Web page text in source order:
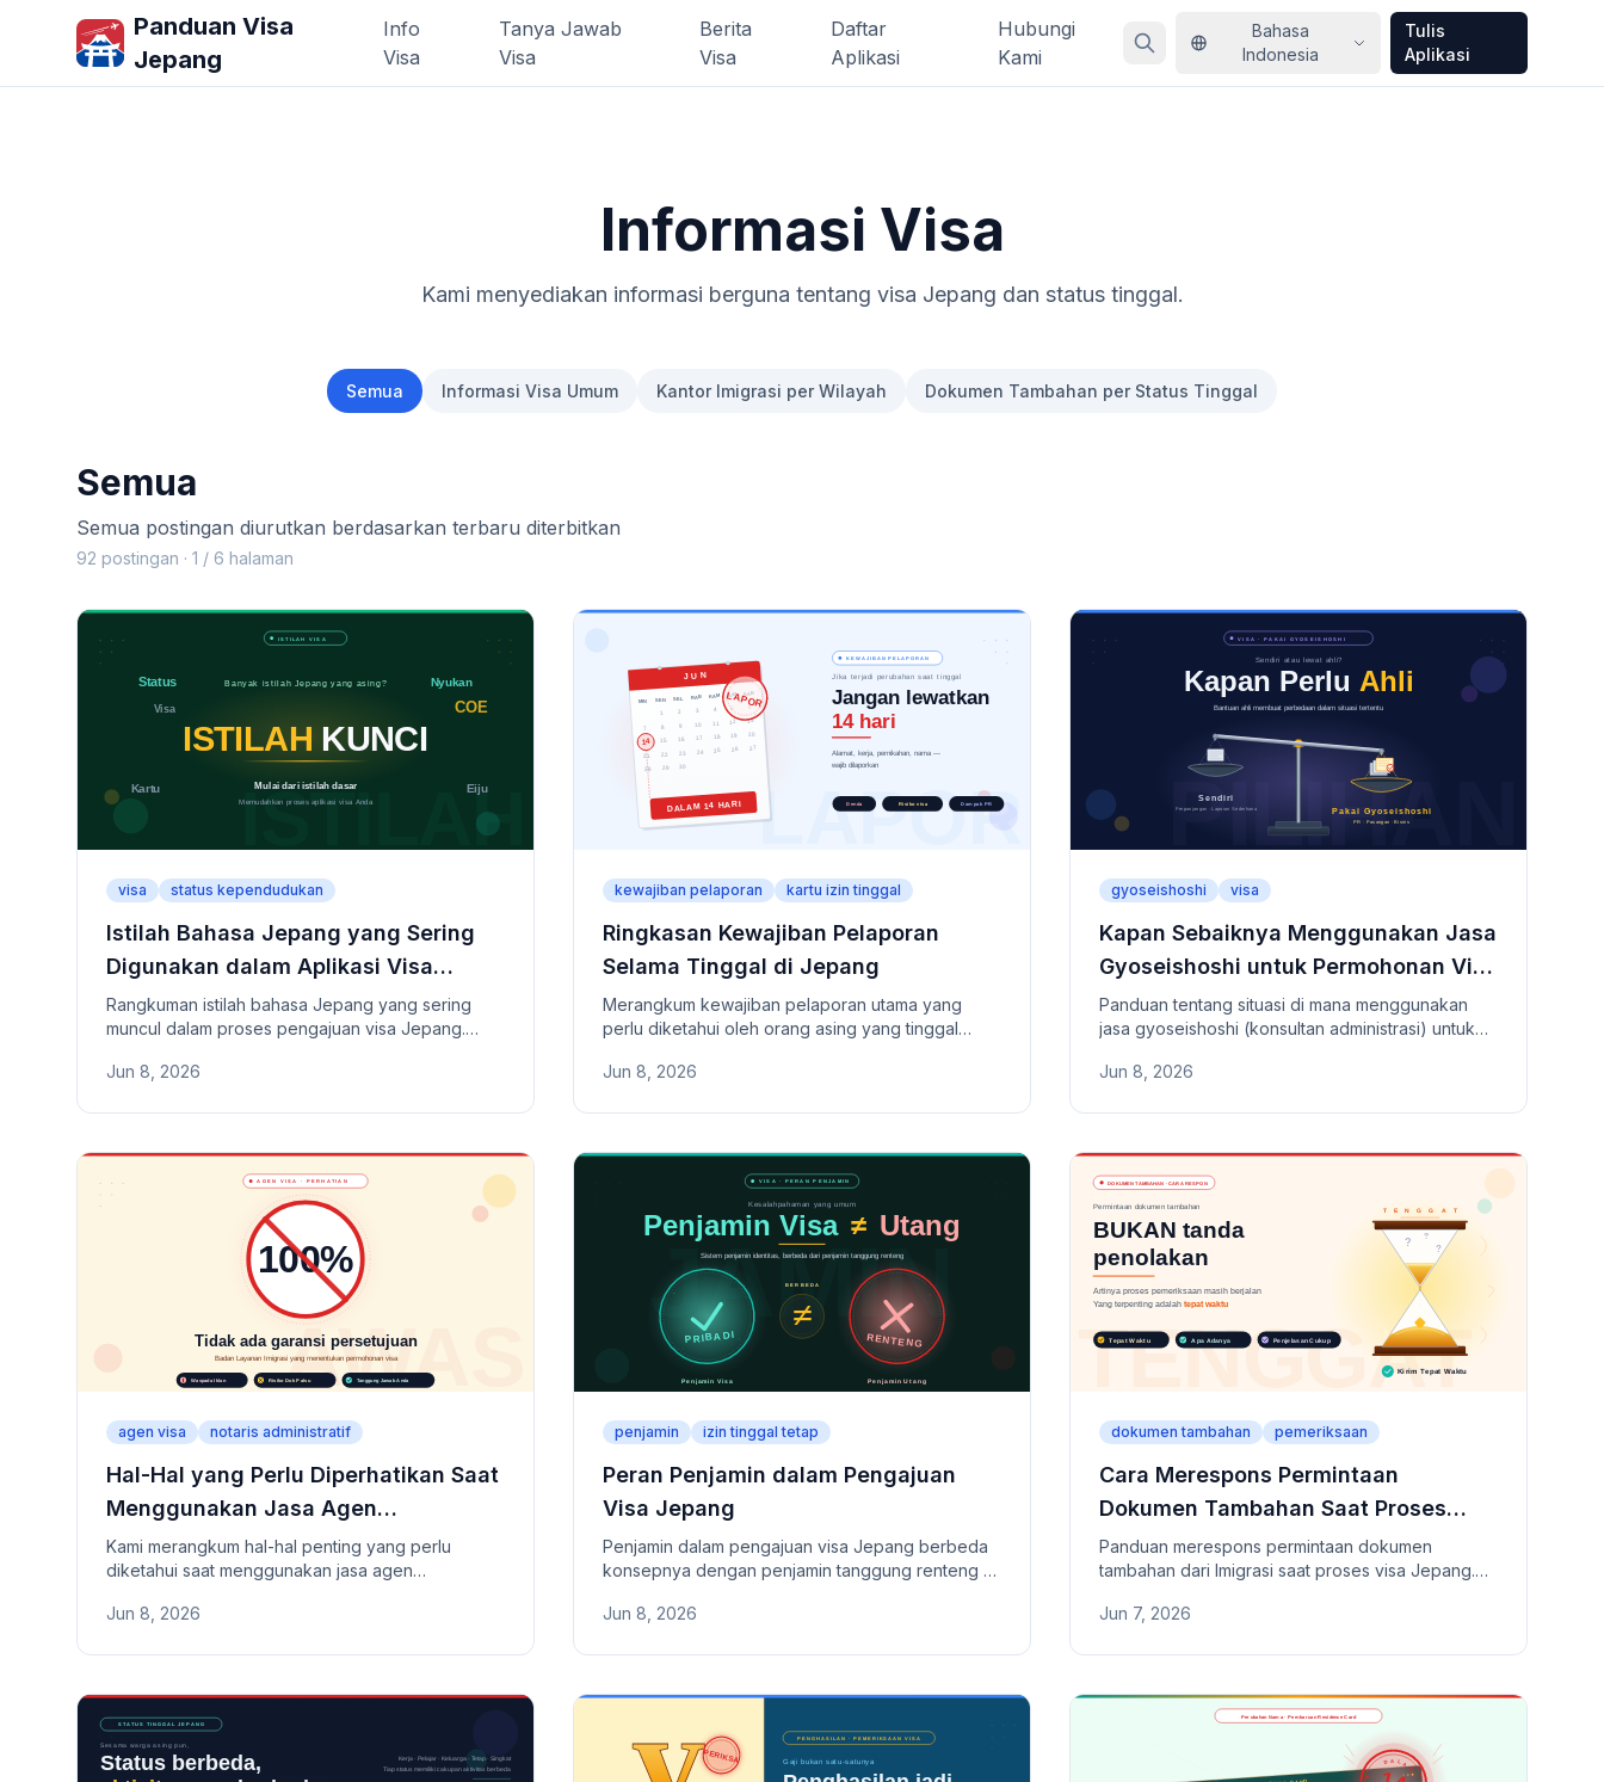
Panduan Visa
Jepang
Info
Visa
Tanya Jawab
Visa
Berita
Visa
Daftar
Aplikasi
Hubungi
Kami
Bahasa
Indonesia
Tulis
Aplikasi
Informasi Visa
Kami menyediakan informasi berguna tentang visa Jepang dan status tinggal.
Semua Informasi Visa Umum Kantor Imigrasi per Wilayah Dokumen Tambahan per Status Tinggal
Semua
Semua postingan diurutkan berdasarkan terbaru diterbitkan
92 postingan · 1 / 6 halaman
visa status kependudukan
Istilah Bahasa Jepang yang Sering
Digunakan dalam Aplikasi Visa
Jepang
Rangkuman istilah bahasa Jepang yang sering
muncul dalam proses pengajuan visa Jepang.
seperti status kependudukan, visa, nyukan, COE,
Jepang.
Jun 8, 2026
kewajiban pelaporan kartu izin tinggal
Ringkasan Kewajiban Pelaporan
Selama Tinggal di Jepang
Merangkum kewajiban pelaporan utama yang
perlu diketahui oleh orang asing yang tinggal
pelaporan seperti perubahan alamat, tempat kerja,
tinggal tetap jika pelaporan terlewat.
Jun 8, 2026
gyoseishoshi visa
Kapan Sebaiknya Menggunakan Jasa
Gyoseishoshi untuk Permohonan Visa
Jepang
Panduan tentang situasi di mana menggunakan
jasa gyoseishoshi (konsultan administrasi) untuk
sangat disarankan. Mencakup izin tinggal tetap,
menentukan kapan sebaiknya mengajukan
permohonan sendiri.
Jun 8, 2026
agen visa notaris administratif
Hal-Hal yang Perlu Diperhatikan Saat
Menggunakan Jasa Agen
Permohonan Visa Jepang
Kami merangkum hal-hal penting yang perlu
diketahui saat menggunakan jasa agen
kualifikasi Notaris Administratif, kewaspadaan
kriteria memilih agen yang tepat.
Jun 8, 2026
penjamin izin tinggal tetap
Peran Penjamin dalam Pengajuan
Visa Jepang
Penjamin dalam pengajuan visa Jepang berbeda
konsepnya dengan penjamin tanggung renteng di
cakupan tanggung jawab, dan syarat penjamin
Jangka Panjang.
Jun 8, 2026
dokumen tambahan pemeriksaan
Cara Merespons Permintaan
Dokumen Tambahan Saat Proses
Visa Jepang
Panduan merespons permintaan dokumen
tambahan dari Imigrasi saat proses visa Jepang.
memenuhi tenggat waktu, larangan memodifikasi
Jun 7, 2026